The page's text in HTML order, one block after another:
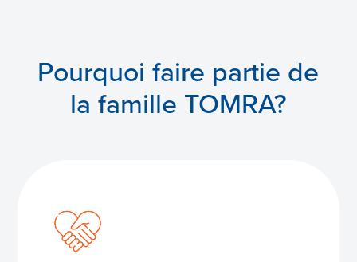
Pourquoi faire partie de
la famille TOMRA?